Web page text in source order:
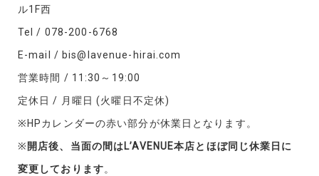
ル1F西
Tel / 078-200-6768
E-mail / bis@lavenue-hirai.com
営業時間 / 11:30～19:00
定休日 / 月曜日 (火曜日不定休)
※HPカレンダーの赤い部分が休業日となります。
※ 開店後、当面の間はL’AVENUE本店とほぼ同じ休業日に
変更しております。